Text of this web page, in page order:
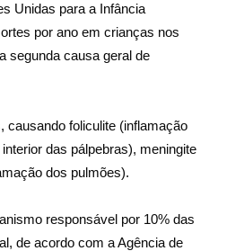
Unidas para a Infância
por ano em crianças nos
segunda causa geral de
causando foliculite (inflamação
das pálpebras), meningite
dos pulmões).
responsável por 10% das
de acordo com a Agência de